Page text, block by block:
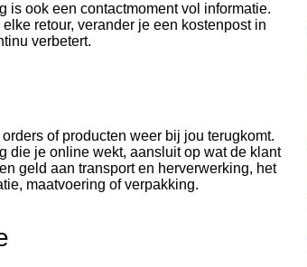
is ook een contactmoment vol informatie.
retour, verander je een kostenpost in
verbetert.
of producten weer bij jou terugkomt.
die je online wekt, aansluit op wat de klant
geld aan transport en herverwerking, het
maatvoering of verpakking.